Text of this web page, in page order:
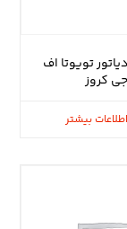
تویوتا اف
جی کروز
اطلاعات بیشتر